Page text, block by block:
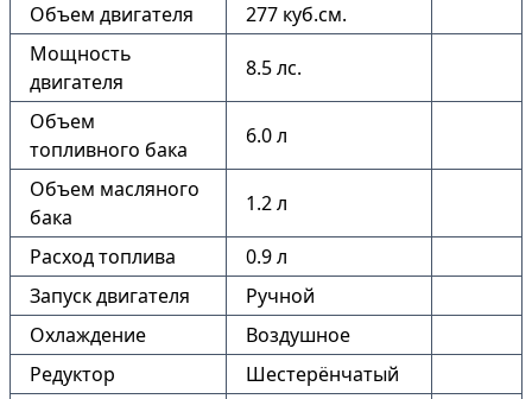
Объем двигателя
277 куб.см.
Мощность
двигателя
8.5 лс.
Объем
топливного бака
6.0 л
Объем масляного
бака
1.2 л
Расход топлива
0.9 л
Запуск двигателя
Ручной
Охлаждение
Воздушное
Редуктор
Шестерёнчатый